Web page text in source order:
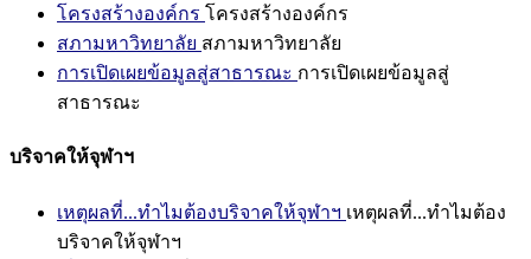
โครงสร้างองค์กร โครงสร้างองค์กร
สภามหาวิทยาลัย สภามหาวิทยาลัย
การเปิดเผยข้อมูลสู่สาธารณะ การเปิดเผยข้อมูลสู่
สาธารณะ
บริจาคให้จุฬาฯ
เหตุผลที่...ทำไมต้องบริจาคให้จุฬาฯ เหตุผลที่...ทำไมต้อง
บริจาคให้จุฬาฯ